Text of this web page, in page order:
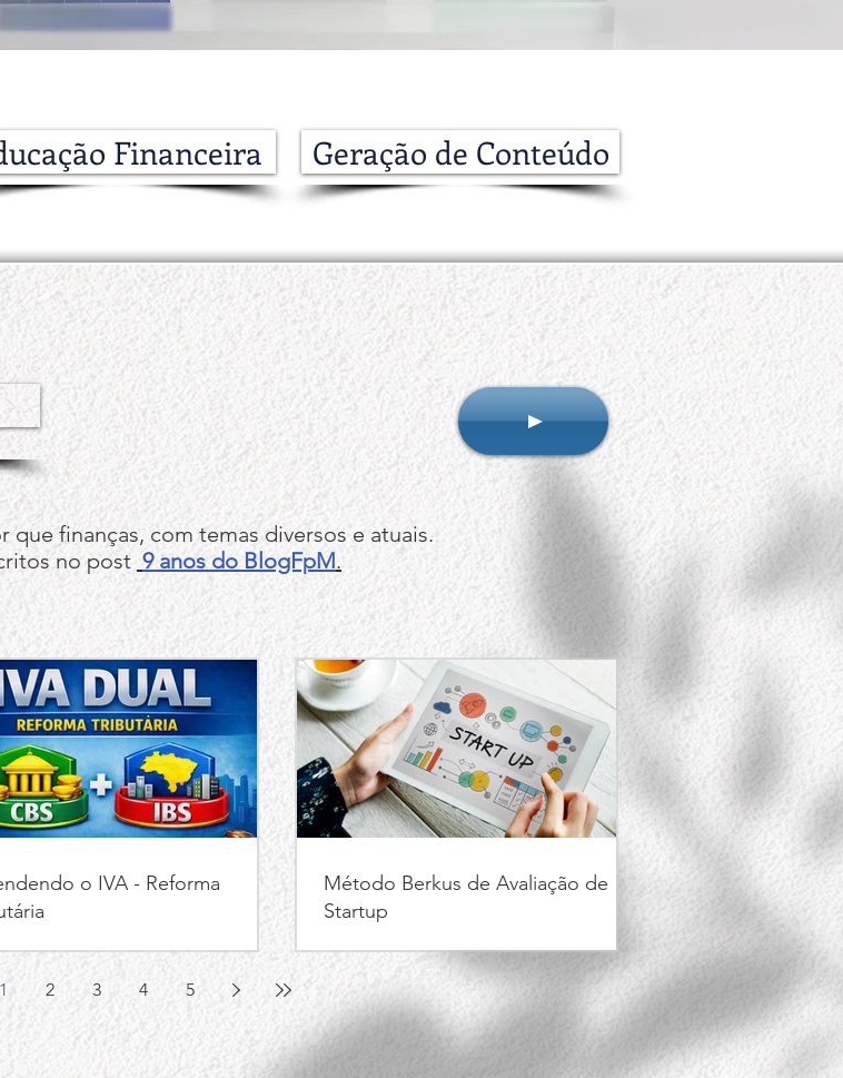
Financeira Geração de Conteúdo
finanças, com temas diversos e atuais.
no post 9 anos do BlogFpM.
o IVA - Reforma
Método Berkus de Avaliação de
Startup
1 2 3 4 5